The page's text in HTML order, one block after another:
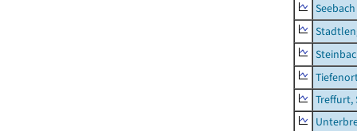
Seebach
Treffurt,